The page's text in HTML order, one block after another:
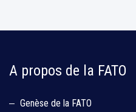
A propos de la FATO
Genèse de la FATO